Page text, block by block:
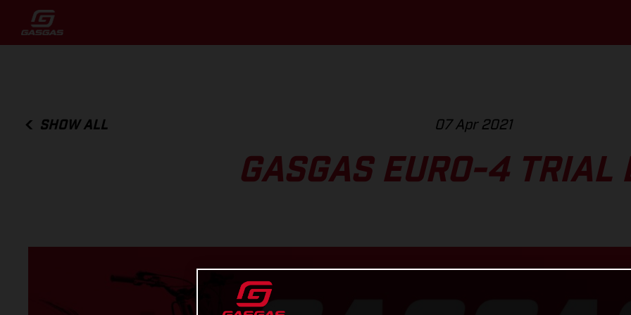
SHOW ALL 07 Apr 2021
GASGAS EURO-4 TRIAL